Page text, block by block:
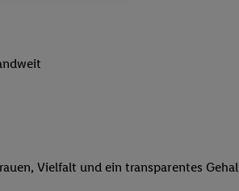
Vielfalt und ein transparentes
Zielgruppen
sowie